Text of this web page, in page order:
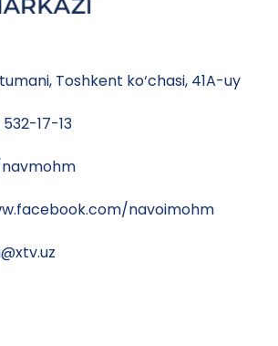
Toshkent ko‘chasi, 41A-uy
17-13
navoimohm